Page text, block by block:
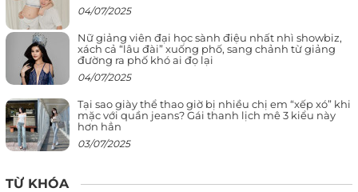
04/07/2025
Nữ giảng viên đại học sành điệu nhất nhì showbiz,
xách cả “lâu đài” xuống phố, sang chảnh từ giảng
đường ra phố khó ai đọ lại
04/07/2025
Tại sao giày thể thao giờ bị nhiều chị em “xếp xó” khi
mặc với quần jeans? Gái thanh lịch mê 3 kiểu này
hơn hẳn
03/07/2025
TỪ KHÓA